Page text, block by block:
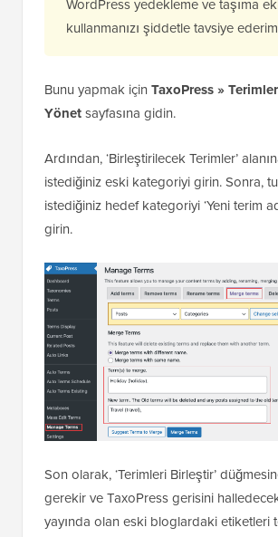
WordPress yedekleme ve taşıma
kullanmanızı şiddetle tavsiye
Bunu yapmak için TaxoPress »
Yönetsayfasına gidin.
Ardından, ‘Birleştirilecek Terimler’
istediğiniz eski kategoriyi girin. Sonra,
istediğiniz hedef kategoriyi ‘Yeni terim
girin.
Son olarak, ‘Terimleri Birleştir’
gerekir ve TaxoPress gerisini
yayında olan eski bloglardaki etiketleri